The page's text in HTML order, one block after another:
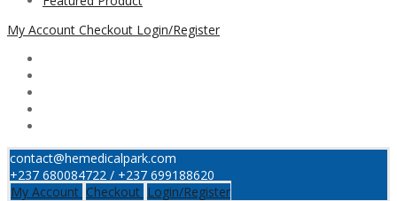
My Account Checkout Login/Register
contact@hemedicalpark.com
+237 680084722 / +237 699188620
My Account Checkout Login/Register